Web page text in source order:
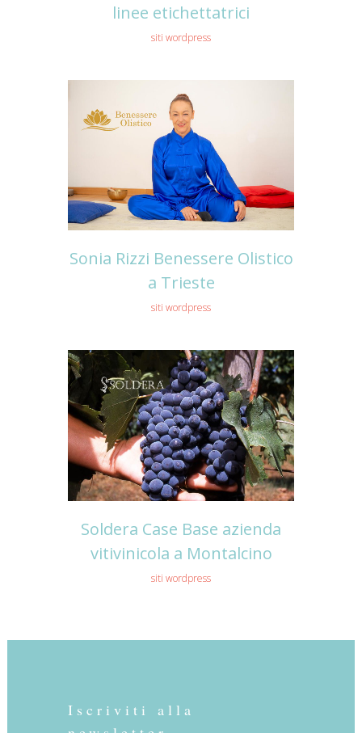
linee etichettatrici
siti wordpress
Sonia Rizzi Benessere Olistico
a Trieste
siti wordpress
Soldera Case Base azienda
vitivinicola a Montalcino
siti wordpress
Iscriviti alla